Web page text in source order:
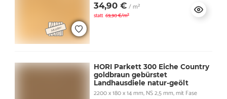
34,90 € / m²
statt 69,90 €/m²
HORI Parkett 300 Eiche Country
goldbraun gebürstet
Landhausdiele natur-geölt
2200 x 180 x 14 mm, NS 2,5 mm, mit Fase